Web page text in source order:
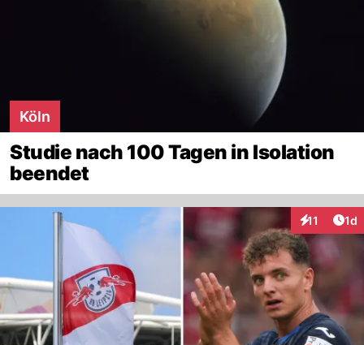
Köln
Studie nach 100 Tagen in Isolation
beendet
11 1d